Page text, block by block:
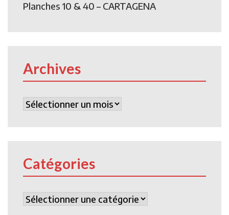
Planches 10 & 40 – CARTAGENA
Archives
Archives
Catégories
Catégories